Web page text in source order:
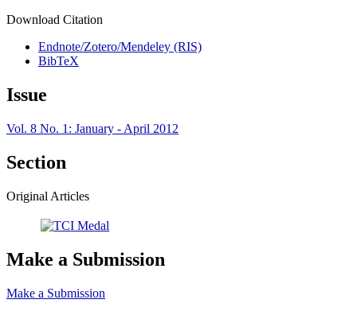
Download Citation
Endnote/Zotero/Mendeley (RIS)
BibTeX
Issue
Vol. 8 No. 1: January - April 2012
Section
Original Articles
Make a Submission
Make a Submission